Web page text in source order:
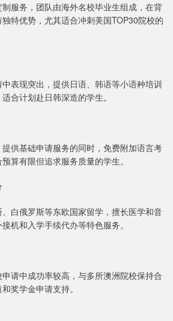
服务，团队由海外名校毕业生组成，在背
特优势，尤其适合冲刺美国TOP30院校的
表现突出，提供日语、韩语等小语种培训
合计划赴日韩深造的学生。
供基础申请服务的同时，免费附加语言考
算有限但追求服务质量的学生。
白俄罗斯等东欧国家留学，擅长医学和音
机和入学手续代办等特色服务。
请中成功率较高，与多所澳洲院校保持合
奖学金申请支持。